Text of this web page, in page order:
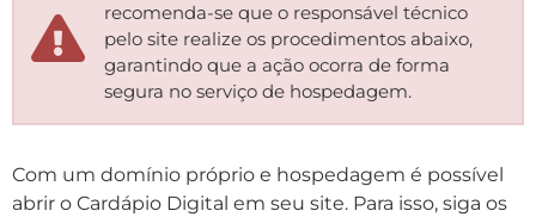
recomenda-se que o responsável técnico
pelo site realize os procedimentos abaixo,
garantindo que a ação ocorra de forma
segura no serviço de hospedagem.
Com um domínio próprio e hospedagem é possível
abrir o Cardápio Digital em seu site. Para isso, siga os